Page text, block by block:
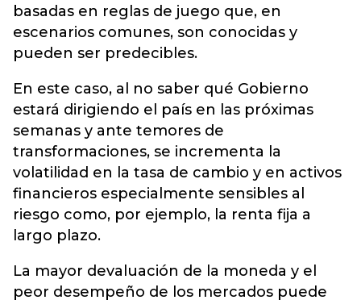
basadas en reglas de juego que, en
escenarios comunes, son conocidas y
pueden ser predecibles.
En este caso, al no saber qué Gobierno
estará dirigiendo el país en las próximas
semanas y ante temores de
transformaciones, se incrementa la
volatilidad en la tasa de cambio y en activos
financieros especialmente sensibles al
riesgo como, por ejemplo, la renta fija a
largo plazo.
La mayor devaluación de la moneda y el
peor desempeño de los mercados puede